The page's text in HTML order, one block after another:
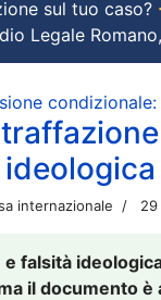
sul tuo caso?
Legale
internazionale
e falsità
il documento è